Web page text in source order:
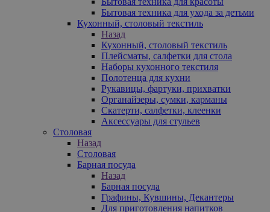
Бытовая техника для ухода за детьми
Кухонный, столовый текстиль
Назад
Кухонный, столовый текстиль
Плейсматы, салфетки для стола
Наборы кухонного текстиля
Полотенца для кухни
Рукавицы, фартуки, прихватки
Органайзеры, сумки, карманы
Скатерти, салфетки, клеенки
Аксессуары для стульев
Столовая
Назад
Столовая
Барная посуда
Назад
Барная посуда
Графины, Кувшины, Декантеры
Для приготовления напитков